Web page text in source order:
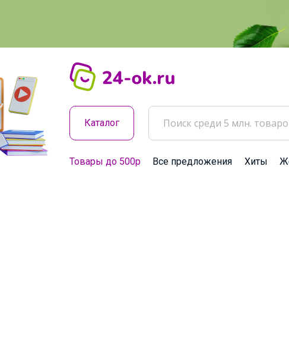
Каталог
Товары до 500р Все предложения Хиты